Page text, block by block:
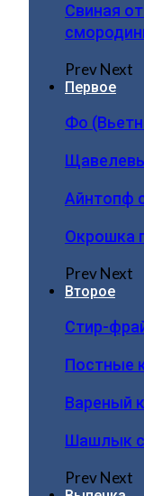
Свиная
PrevNext
Первое
Фо
Айнтопф
Окрошка
PrevNext
Второе
Стир-
Постные
Вареный
Шашлык с
PrevNext